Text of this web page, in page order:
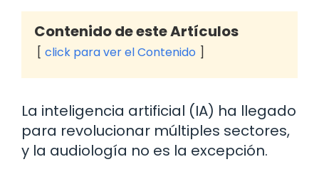
Contenido de este Artículos
click para ver el Contenido
La inteligencia artificial (IA) ha llegado
para revolucionar múltiples sectores,
y la audiología no es la excepción.